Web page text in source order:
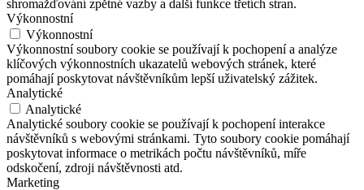
shromažďování zpětné vazby a další funkce třetích stran.
Výkonnostní
Výkonnostní
Výkonnostní soubory cookie se používají k pochopení a analýze
klíčových výkonnostních ukazatelů webových stránek, které
pomáhají poskytovat návštěvníkům lepší uživatelský zážitek.
Analytické
Analytické
Analytické soubory cookie se používají k pochopení interakce
návštěvníků s webovými stránkami. Tyto soubory cookie pomáhají
poskytovat informace o metrikách počtu návštěvníků, míře
odskočení, zdroji návštěvnosti atd.
Marketing